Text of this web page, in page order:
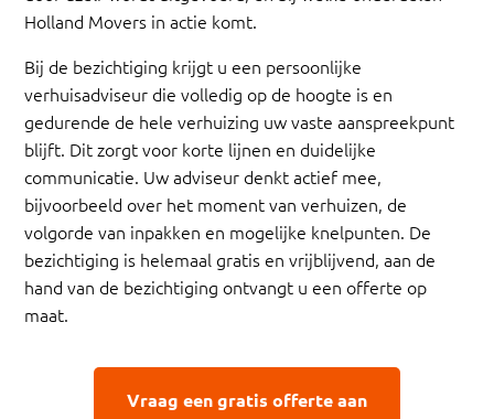
Holland Movers in actie komt.
Bij de bezichtiging krijgt u een persoonlijke
verhuisadviseur die volledig op de hoogte is en
gedurende de hele verhuizing uw vaste aanspreekpunt
blijft. Dit zorgt voor korte lijnen en duidelijke
communicatie. Uw adviseur denkt actief mee,
bijvoorbeeld over het moment van verhuizen, de
volgorde van inpakken en mogelijke knelpunten. De
bezichtiging is helemaal gratis en vrijblijvend, aan de
hand van de bezichtiging ontvangt u een offerte op
maat.
Vraag een gratis offerte aan